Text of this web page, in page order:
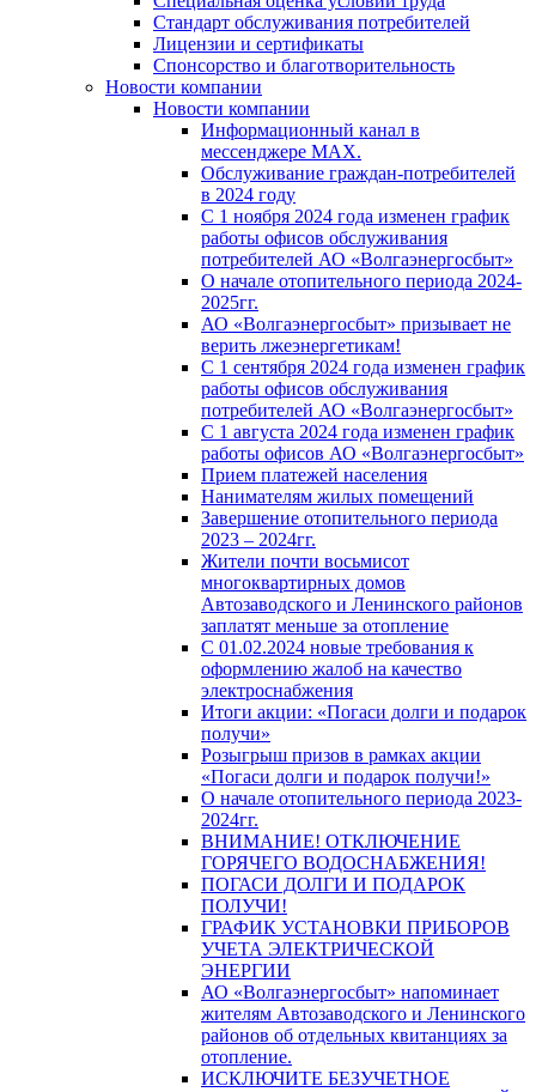
Стандарт обслуживания потребителей
Лицензии и сертификаты
Спонсорство и благотворительность
Новости компании
Новости компании
Информационный канал в
мессенджере MAX.
Обслуживание граждан-потребителей
в 2024 году
С 1 ноября 2024 года изменен график
работы офисов обслуживания
потребителей АО «Волгаэнергосбыт»
О начале отопительного периода 2024-
2025гг.
АО «Волгаэнергосбыт» призывает не
верить лжеэнергетикам!
С 1 сентября 2024 года изменен график
работы офисов обслуживания
потребителей АО «Волгаэнергосбыт»
С 1 августа 2024 года изменен график
работы офисов АО «Волгаэнергосбыт»
Прием платежей населения
Нанимателям жилых помещений
Завершение отопительного периода
2023 – 2024гг.
Жители почти восьмисот
многоквартирных домов
Автозаводского и Ленинского районов
заплатят меньше за отопление
С 01.02.2024 новые требования к
оформлению жалоб на качество
электроснабжения
Итоги акции: «Погаси долги и подарок
получи»
Розыгрыш призов в рамках акции
«Погаси долги и подарок получи!»
О начале отопительного периода 2023-
2024гг.
ВНИМАНИЕ! ОТКЛЮЧЕНИЕ
ГОРЯЧЕГО ВОДОСНАБЖЕНИЯ!
ПОГАСИ ДОЛГИ И ПОДАРОК
ПОЛУЧИ!
ГРАФИК УСТАНОВКИ ПРИБОРОВ
УЧЕТА ЭЛЕКТРИЧЕСКОЙ
ЭНЕРГИИ
АО «Волгаэнергосбыт» напоминает
жителям Автозаводского и Ленинского
районов об отдельных квитанциях за
отопление.
ИСКЛЮЧИТЕ БЕЗУЧЕТНОЕ